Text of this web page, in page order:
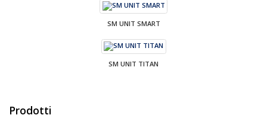
SM UNIT SMART
SM UNIT TITAN
Prodotti